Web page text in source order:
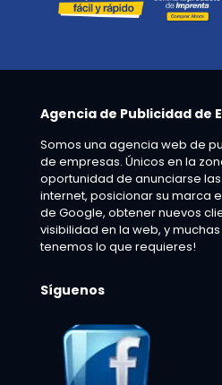
Agencia de Publicidad de
Somos una agencia web de
de empresas. Únicos en la
oportunidad de anunciarse
internet, posicionar su marca
de Google, obtener nuevos
visibilidad en la web, y
tenemos lo que requieres!
Síguenos